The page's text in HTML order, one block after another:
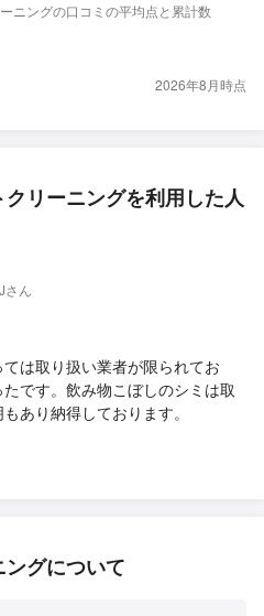
ニングの口コミの平均点と累計数
2026年8月時点
リーニングを利用した人
さん
は取り扱い業者が限られてお
です。飲み物こぼしのシミは取
あり納得しております。
グについて